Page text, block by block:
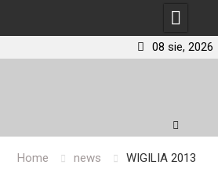
08 sie, 2026
Home news WIGILIA 2013